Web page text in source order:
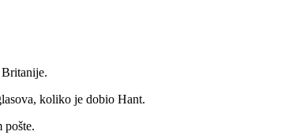
koliko je dobio Hant.
pošte.